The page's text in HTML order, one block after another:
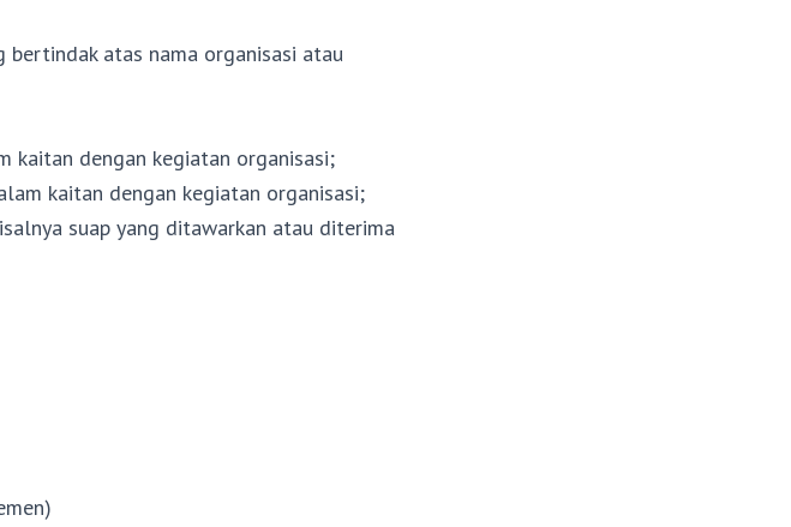
bertindak atas nama organisasi atau
kaitan dengan kegiatan organisasi;
kaitan dengan kegiatan organisasi;
suap yang ditawarkan atau diterima